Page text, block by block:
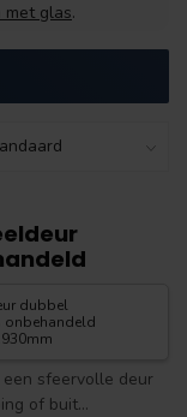
met glas.
dubbel
onbehandeld
sfeervolle deur
of buit...